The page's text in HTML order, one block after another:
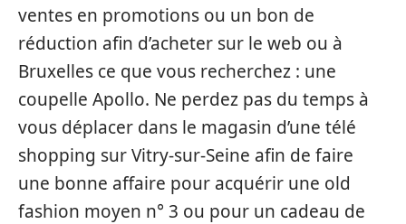
ventes en promotions ou un bon de
réduction afin d’acheter sur le web ou à
Bruxelles ce que vous recherchez : une
coupelle Apollo. Ne perdez pas du temps à
vous déplacer dans le magasin d’une télé
shopping sur Vitry-sur-Seine afin de faire
une bonne affaire pour acquérir une old
fashion moyen n° 3 ou pour un cadeau de